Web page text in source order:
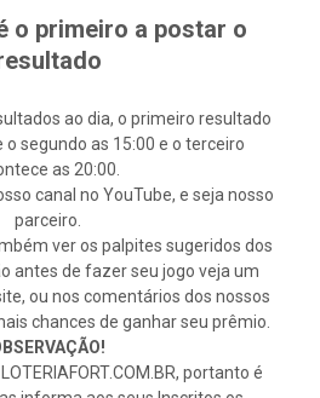
o primeiro a postar o
ao dia, o primeiro resultado
o segundo as 15:00 e o terceiro
as 20:00.
canal no YouTube, e seja nosso
parceiro.
ver os palpites sugeridos dos
antes de fazer seu jogo veja um
ou nos comentários dos nossos
chances de ganhar seu prêmio.
portanto é